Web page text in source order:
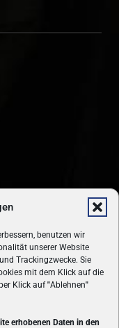
benutzen wir
unserer Website
Trackingzwecke. Sie
mit dem Klick auf die
Klick auf"Ablehnen"
erhobenen Daten in den